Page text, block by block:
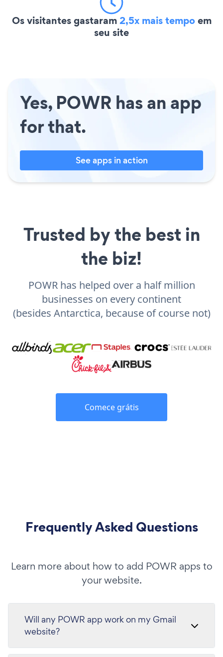
Os visitantes gastaram2,5x mais tempoem
seu site
Yes, POWR has an app
for that.
See apps in action
Trusted by the best in
the biz!
POWR has helped over a half million
businesses on every continent
(besides Antarctica, because of course not)
Comece grátis
Frequently Asked Questions
Learn more about how to add POWR apps to
your website.
Will any POWR app work on my Gmail
website?